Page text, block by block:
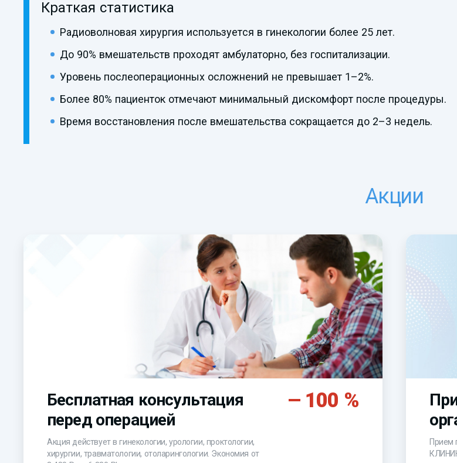
Краткая статистика
Радиоволновая хирургия используется в гинекологии более 25 лет.
До 90% вмешательств проходят амбулаторно, без госпитализации.
Уровень послеоперационных осложнений не превышает 1–2%.
Более 80% пациенток отмечают минимальный дискомфорт после процедуры.
Время восстановления после вмешательства сокращается до 2–3 недель.
Акции
Бесплатная консультация
перед операцией
100 %
Акция действует в гинекологии, урологии, проктологии,
хирургии, травматологии, отоларингологии. Экономия от
Прием